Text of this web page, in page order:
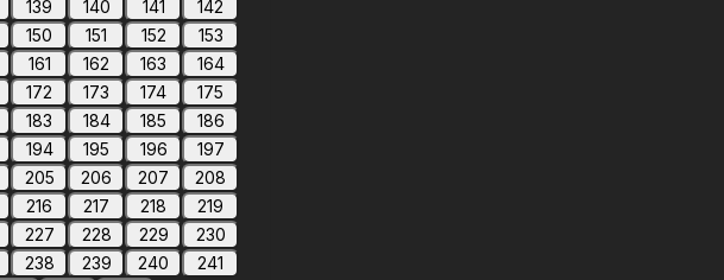
139 140 141
142
150 151 152
153
161 162 163
164
172 173 174
175
183 184 185
186
194 195 196
197
205 206 207
208
216 217 218
219
227 228 229
230
238 239 240
241